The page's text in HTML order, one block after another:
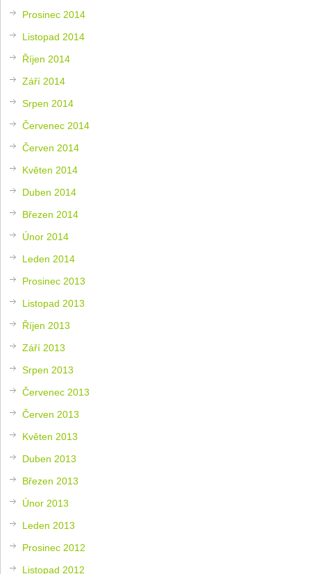
Prosinec 2014
Listopad 2014
Říjen 2014
Září 2014
Srpen 2014
Červenec 2014
Červen 2014
Květen 2014
Duben 2014
Březen 2014
Únor 2014
Leden 2014
Prosinec 2013
Listopad 2013
Říjen 2013
Září 2013
Srpen 2013
Červenec 2013
Červen 2013
Květen 2013
Duben 2013
Březen 2013
Únor 2013
Leden 2013
Prosinec 2012
Listopad 2012